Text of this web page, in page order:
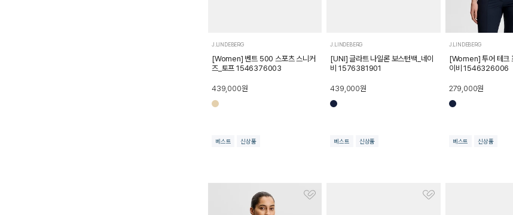
J.LINDEBERG
[Women] 벤트 500 스포츠 스니커
즈_토프 1546376003
439,000원
베스트 신상품
J.LINDEBERG
[UNI] 글라트 나일론 보스턴백_네이
비 1576381901
439,000원
베스트 신상품
J.LINDEBERG
[Women] 투어 테크
이비 1546326006
279,000원
베스트 신상품